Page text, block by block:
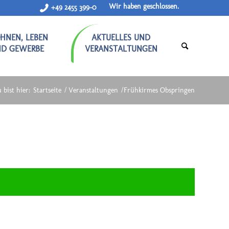
+49 2455 399-0 Wir haben geschlossen.
LEBEN
GEWERBE
AKTUELLES UND
VERANSTALTUNGEN
bist hier: Startseite / Veranstaltungen /Frühkirmes Obspringen